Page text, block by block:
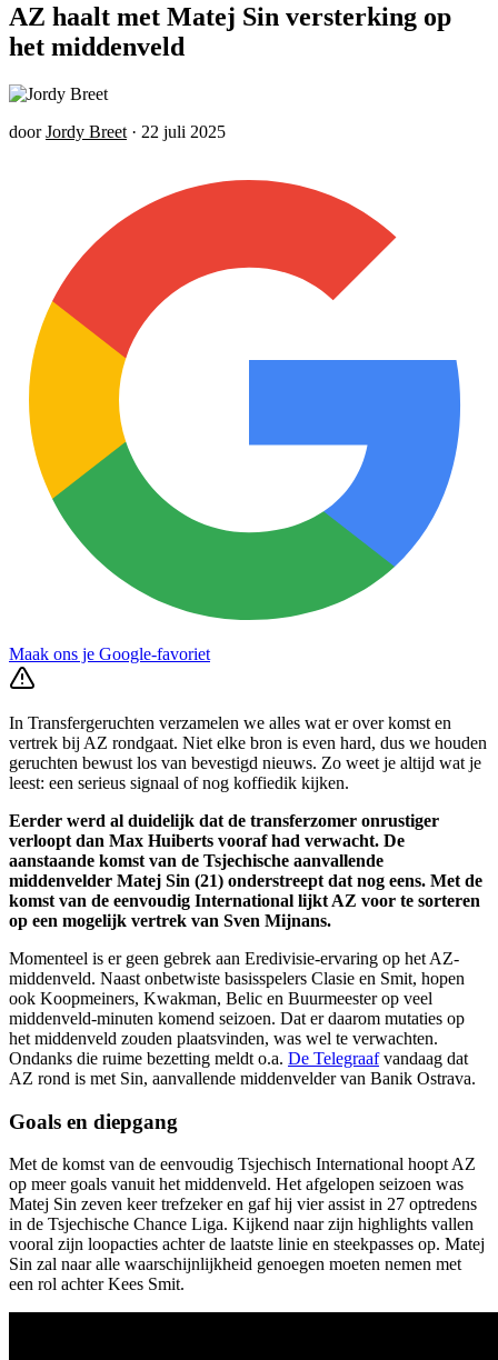
AZ haalt met Matej Sin versterking op
het middenveld
door Jordy Breet · 22 juli 2025
Maak ons je Google-favoriet
In Transfergeruchten verzamelen we alles wat er over komst en
vertrek bij AZ rondgaat. Niet elke bron is even hard, dus we houden
geruchten bewust los van bevestigd nieuws. Zo weet je altijd wat je
leest: een serieus signaal of nog koffiedik kijken.
Eerder werd al duidelijk dat de transferzomer onrustiger
verloopt dan Max Huiberts vooraf had verwacht. De
aanstaande komst van de Tsjechische aanvallende
middenvelder Matej Sin (21) onderstreept dat nog eens. Met de
komst van de eenvoudig International lijkt AZ voor te sorteren
op een mogelijk vertrek van Sven Mijnans.
Momenteel is er geen gebrek aan Eredivisie-ervaring op het AZ-
middenveld. Naast onbetwiste basisspelers Clasie en Smit, hopen
ook Koopmeiners, Kwakman, Belic en Buurmeester op veel
middenveld-minuten komend seizoen. Dat er daarom mutaties op
het middenveld zouden plaatsvinden, was wel te verwachten.
Ondanks die ruime bezetting meldt o.a. De Telegraafvandaag dat
AZ rond is met Sin, aanvallende middenvelder van Banik Ostrava.
Goals en diepgang
Met de komst van de eenvoudig Tsjechisch International hoopt AZ
op meer goals vanuit het middenveld. Het afgelopen seizoen was
Matej Sin zeven keer trefzeker en gaf hij vier assist in 27 optredens
in de Tsjechische Chance Liga. Kijkend naar zijn highlights vallen
vooral zijn loopacties achter de laatste linie en steekpasses op. Matej
Sin zal naar alle waarschijnlijkheid genoegen moeten nemen met
een rol achter Kees Smit.